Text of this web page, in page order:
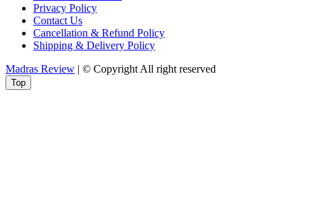
Privacy Policy
Contact Us
Cancellation & Refund Policy
Shipping & Delivery Policy
Madras Review | © Copyright All right reserved
Top